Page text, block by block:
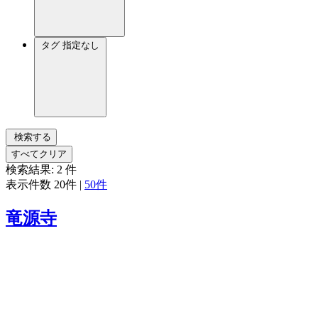
タグ 指定なし
検索する
すべてクリア
検索結果: 2 件
表示件数 20件 | 50件
竜源寺